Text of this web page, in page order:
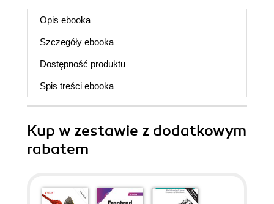
Opis ebooka
Szczegóły ebooka
Dostępność produktu
Spis treści ebooka
Kup w zestawie z dodatkowym
rabatem